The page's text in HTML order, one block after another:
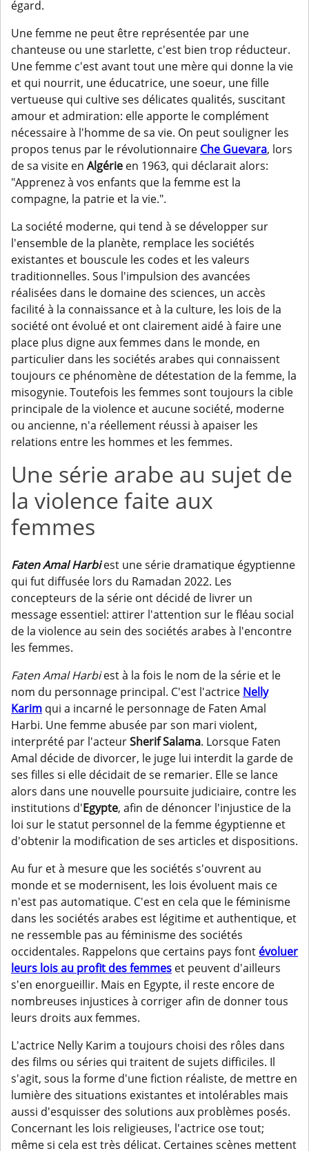
égard.
Une femme ne peut être représentée par une
chanteuse ou une starlette, c'est bien trop réducteur.
Une femme c'est avant tout une mère qui donne la vie
et qui nourrit, une éducatrice, une soeur, une fille
vertueuse qui cultive ses délicates qualités, suscitant
amour et admiration: elle apporte le complément
nécessaire à l'homme de sa vie. On peut souligner les
propos tenus par le révolutionnaire Che Guevara, lors
de sa visite en Algérie en 1963, qui déclarait alors:
"Apprenez à vos enfants que la femme est la
compagne, la patrie et la vie.".
La société moderne, qui tend à se développer sur
l'ensemble de la planète, remplace les sociétés
existantes et bouscule les codes et les valeurs
traditionnelles. Sous l'impulsion des avancées
réalisées dans le domaine des sciences, un accès
facilité à la connaissance et à la culture, les lois de la
société ont évolué et ont clairement aidé à faire une
place plus digne aux femmes dans le monde, en
particulier dans les sociétés arabes qui connaissent
toujours ce phénomène de détestation de la femme, la
misogynie. Toutefois les femmes sont toujours la cible
principale de la violence et aucune société, moderne
ou ancienne, n'a réellement réussi à apaiser les
relations entre les hommes et les femmes.
Une série arabe au sujet de
la violence faite aux
femmes
Faten Amal Harbiest une série dramatique égyptienne
qui fut diffusée lors du Ramadan 2022. Les
concepteurs de la série ont décidé de livrer un
message essentiel: attirer l'attention sur le fléau social
de la violence au sein des sociétés arabes à l'encontre
les femmes.
Faten Amal Harbiest à la fois le nom de la série et le
nom du personnage principal. C'est l'actrice Nelly
Karim qui a incarné le personnage de Faten Amal
Harbi. Une femme abusée par son mari violent,
interprété par l'acteurSherif Salama. Lorsque Faten
Amal décide de divorcer, le juge lui interdit la garde de
ses filles si elle décidait de se remarier. Elle se lance
alors dans une nouvelle poursuite judiciaire, contre les
institutions d'Egypte, afin de dénoncer l'injustice de la
loi sur le statut personnel de la femme égyptienne et
d'obtenir la modification de ses articles et dispositions.
Au fur et à mesure que les sociétés s'ouvrent au
monde et se modernisent, les lois évoluent mais ce
n'est pas automatique. C'est en cela que le féminisme
dans les sociétés arabes est légitime et authentique, et
ne ressemble pas au féminisme des sociétés
occidentales. Rappelons que certains pays font évoluer
leurs lois au profit des femmes et peuvent d'ailleurs
s'en enorgueillir. Mais en Egypte, il reste encore de
nombreuses injustices à corriger afin de donner tous
leurs droits aux femmes.
L'actrice Nelly Karim a toujours choisi des rôles dans
des films ou séries qui traitent de sujets difficiles. Il
s'agit, sous la forme d'une fiction réaliste, de mettre en
lumière des situations existantes et intolérables mais
aussi d'esquisser des solutions aux problèmes posés.
Concernant les lois religieuses, l'actrice ose tout;
même si cela est très délicat. Certaines scènes mettent